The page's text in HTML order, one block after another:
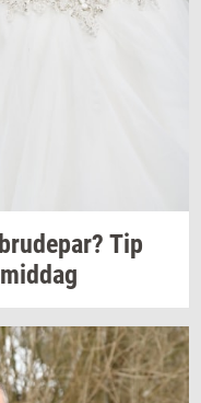
bru­de­par? Tip
mid­dag